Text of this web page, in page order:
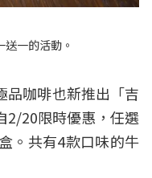
一的活動。
品咖啡也新推出「吉
2/20限時優惠，任選
。共有4款口味的牛